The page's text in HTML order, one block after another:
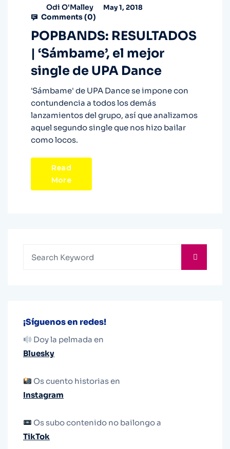
Odi O'Malley May 1, 2018
Comments (0)
POPBANDS: RESULTADOS
| ‘Sámbame’, el mejor
single de UPA Dance
'Sámbame' de UPA Dance se impone con
contundencia a todos los demás
lanzamientos del grupo, así que analizamos
aquel segundo single que nos hizo bailar
como locos.
Read
More
¡Síguenos en redes!
Doy la pelmada en
Bluesky
Os cuento historias en
Instagram
Os subo contenido no bailongo a
TikTok